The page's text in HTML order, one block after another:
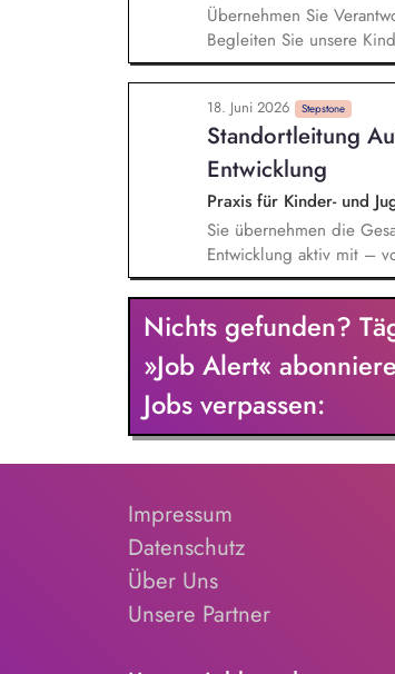
Übernehmen Sie
Begleiten Sie unsere
Sie mit ihnen
in der Einrichtung.
Kinder in der
partnerschaftlichen
18. Juni 2026 Stepstone
Standortleitung
Entwicklung
Praxis für Kinder- und
Sie übernehmen die
Entwicklung aktiv mit –
Tagesgeschäft bis hin
Leitungsfunktion führen
sichern hohe
planen und koordinieren
sorgen so für
Nichts gefunden?
»Job Alert«
Jobs verpassen:
Impressum
Datenschutz
Über Uns
Unsere Partner